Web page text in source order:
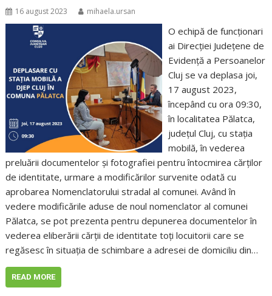
16 august 2023 mihaela.ursan
O echipă de funcționari
ai Direcției Județene de
Evidență a Persoanelor
Cluj se va deplasa joi,
17 august 2023,
începând cu ora 09:30,
în localitatea Pălatca,
județul Cluj, cu stația
mobilă, în vederea
preluării documentelor și fotografiei pentru întocmirea cărților
de identitate, urmare a modificărilor survenite odată cu
aprobarea Nomenclatorului stradal al comunei. Având în
vedere modificările aduse de noul nomenclator al comunei
Pălatca, se pot prezenta pentru depunerea documentelor în
vederea eliberării cărții de identitate toți locuitorii care se
regăsesc în situația de schimbare a adresei de domiciliu din…
READ MORE